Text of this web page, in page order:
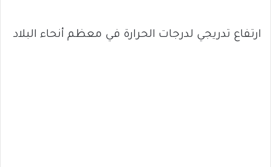
ارتفاع تدريجي لدرجات الحرارة في معظم أنحاء البلاد